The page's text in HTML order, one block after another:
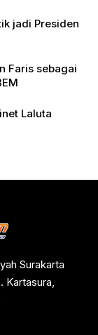
jadi Presiden
Faris sebagai
Laluta
Surakarta
Kartasura,